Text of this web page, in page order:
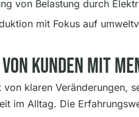
von Belastung durch
mit Fokus auf
Kunden Mit
von klaren Veränderungen,
im Alltag. Die